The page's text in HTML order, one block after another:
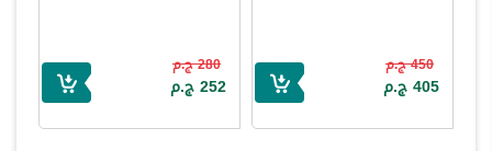
450 ج.م
405 ج.م
280 ج.م
252 ج.م